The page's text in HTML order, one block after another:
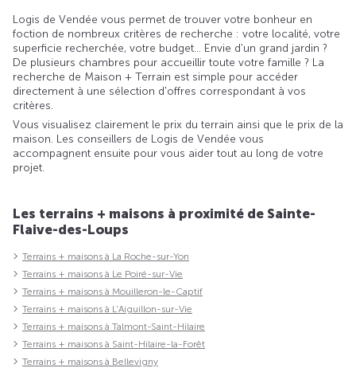
Logis de Vendée vous permet de trouver votre bonheur en
foction de nombreux critères de recherche : votre localité, votre
superficie recherchée, votre budget... Envie d'un grand jardin ?
De plusieurs chambres pour accueillir toute votre famille ? La
recherche de Maison + Terrain est simple pour accéder
directement à une sélection d'offres correspondant à vos
critères.
Vous visualisez clairement le prix du terrain ainsi que le prix de la
maison. Les conseillers de Logis de Vendée vous
accompagnent ensuite pour vous aider tout au long de votre
projet.
Les terrains + maisons à proximité de Sainte-
Flaive-des-Loups
Terrains + maisons à La Roche-sur-Yon
Terrains + maisons à Le Poiré-sur-Vie
Terrains + maisons à Mouilleron-le-Captif
Terrains + maisons à L'Aiguillon-sur-Vie
Terrains + maisons à Talmont-Saint-Hilaire
Terrains + maisons à Saint-Hilaire-la-Forêt
Terrains + maisons à Bellevigny